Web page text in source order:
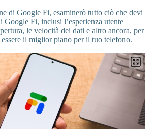
di Google Fi, esaminerò tutto ciò che devi
Google Fi, inclusi l’esperienza utente
le velocità dei dati e altro ancora, per
essere il miglior piano per il tuo telefono.